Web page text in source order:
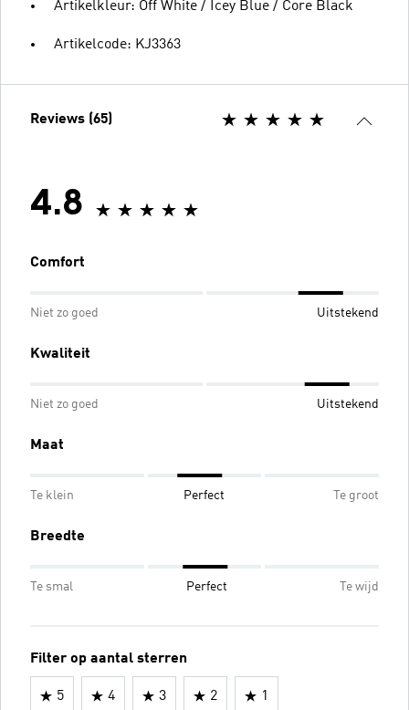
Artikelkleur: Off White / Icey Blue / Core Black
Artikelcode: KJ3363
Reviews (65)
4.8
Comfort
Niet zo goed Uitstekend
Kwaliteit
Niet zo goed Uitstekend
Maat
Te klein Perfect Te groot
Breedte
Te smal Perfect Te wijd
Filter op aantal sterren
5 4 3 2 1